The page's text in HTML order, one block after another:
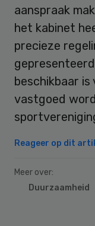
aanspraak
het kabinet
precieze
beschikbaar
vastgoed
Reageer op dit
Meer over:
Duurzaamheid